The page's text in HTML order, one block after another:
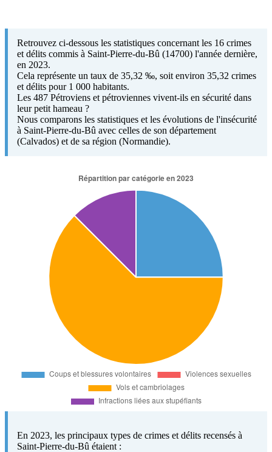
Retrouvez ci-dessous les statistiques concernant les 16 crimes
et délits commis à Saint-Pierre-du-Bû (14700) l'année dernière,
en 2023.
Cela représente un taux de 35,32 ‰, soit environ 35,32 crimes
et délits pour 1 000 habitants.
Les 487 Pétroviens et pétroviennes vivent-ils en sécurité dans
leur petit hameau ?
Nous comparons les statistiques et les évolutions de l'insécurité
à Saint-Pierre-du-Bû avec celles de son département
(Calvados) et de sa région (Normandie).
En 2023, les principaux types de crimes et délits recensés à
Saint-Pierre-du-Bû étaient :